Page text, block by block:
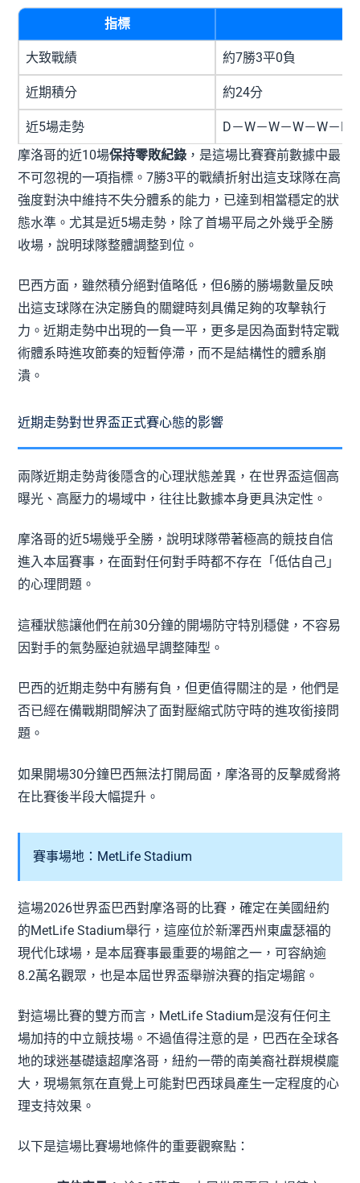
指標
大致戰績 約7勝3平0負
近期積分 約24分
近5場走勢
D－W－W－W－W－D
摩洛哥的近10場保持零敗紀錄 ，是這場比賽賽前數據中最
不可忽視的一項指標。7勝3平的戰績折射出這支球隊在高
強度對決中維持不失分體系的能力，已達到相當穩定的狀
態水準。尤其是近5場走勢，除了首場平局之外幾乎全勝
收場，說明球隊整體調整到位。
巴西方面，雖然積分絕對值略低，但6勝的勝場數量反映
出這支球隊在決定勝負的關鍵時刻具備足夠的攻擊執行
力。近期走勢中出現的一負一平，更多是因為面對特定戰
術體系時進攻節奏的短暫停滯，而不是結構性的體系崩
潰。
近期走勢對世界盃正式賽心態的影響
兩隊近期走勢背後隱含的心理狀態差異，在世界盃這個高
曝光、高壓力的場域中，往往比數據本身更具決定性。
摩洛哥的近5場幾乎全勝，說明球隊帶著極高的競技自信
進入本屆賽事，在面對任何對手時都不存在「低估自己」
的心理問題。
這種狀態讓他們在前30分鐘的開場防守特別穩健，不容易
因對手的氣勢壓迫就過早調整陣型。
巴西的近期走勢中有勝有負，但更值得關注的是，他們是
否已經在備戰期間解決了面對壓縮式防守時的進攻銜接問
題。
如果開場30分鐘巴西無法打開局面，摩洛哥的反擊威脅將
在比賽後半段大幅提升。
賽事場地：MetLife Stadium
這場2026世界盃巴西對摩洛哥的比賽，確定在美國紐約
的MetLife Stadium舉行，這座位於新澤西州東盧瑟福的
現代化球場，是本屆賽事最重要的場館之一，可容納逾
8.2萬名觀眾，也是本屆世界盃舉辦決賽的指定場館。
對這場比賽的雙方而言，MetLife Stadium是沒有任何主
場加持的中立競技場。不過值得注意的是，巴西在全球各
地的球迷基礎遠超摩洛哥，紐約一帶的南美裔社群規模龐
大，現場氣氛在直覺上可能對巴西球員產生一定程度的心
理支持效果。
以下是這場比賽場地條件的重要觀察點：